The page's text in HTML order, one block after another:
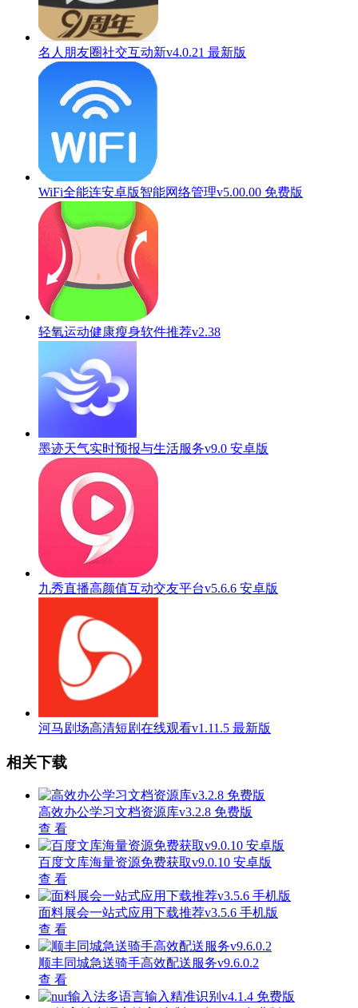
名人朋友圈社交互动新v4.0.21 最新版
WiFi全能连安卓版智能网络管理v5.00.00 免费版
轻氧运动健康瘦身软件推荐v2.38
墨迹天气实时预报与生活服务v9.0 安卓版
九秀直播高颜值互动交友平台v5.6.6 安卓版
河马剧场高清短剧在线观看v1.11.5 最新版
相关下载
高效办公学习文档资源库v3.2.8 免费版
查 看
百度文库海量资源免费获取v9.0.10 安卓版
查 看
面料展会一站式应用下载推荐v3.5.6 手机版
查 看
顺丰同城急送骑手高效配送服务v9.6.0.2
查 看